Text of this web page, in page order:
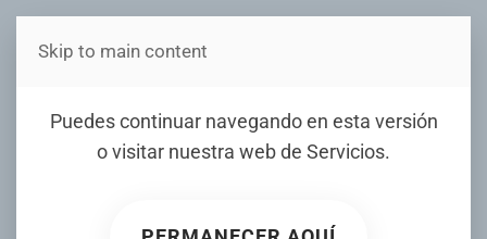
Estás en Telenord Medios
Puedes continuar navegando en esta versión
o visitar nuestra web de Servicios.
Skip to main content
Haití sin calendario
electoral a siete meses de